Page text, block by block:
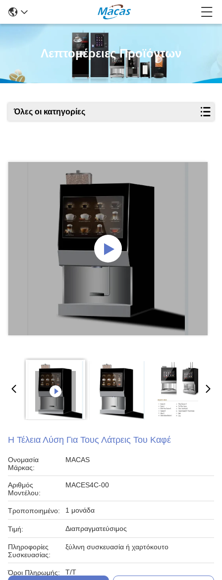
Λεπτομέρειες Προϊόντων
Όλες οι κατηγορίες
Η Τέλεια Λύση Για Τους Λάτρεις Του Καφέ
Ονομασία
Μάρκας:
MACAS
Αριθμός
Μοντέλου:
MACES4C-00
Τροποποιημένο: 1 μονάδα
Τιμή: Διαπραγματεύσιμος
Πληροφορίες
Συσκευασίας:
ξύλινη συσκευασία ή χαρτόκουτο
Όροι Πληρωμής:
Τ/Τ